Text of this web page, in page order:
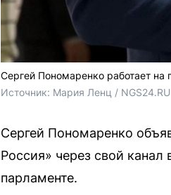
Сергей Пономаренко работает на
Источник: Мария Ленц / NGS24.RU
Сергей Пономаренко
Россия» через свой
парламенте.